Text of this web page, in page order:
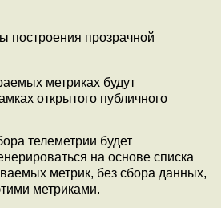
построения прозрачной
метриках будут
открытого публичного
телеметрии будет
на основе списка
метрик, без сбора данных,
метриками.